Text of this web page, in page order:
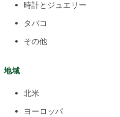
時計とジュエリー
タバコ
その他
地域
北米
ヨーロッパ